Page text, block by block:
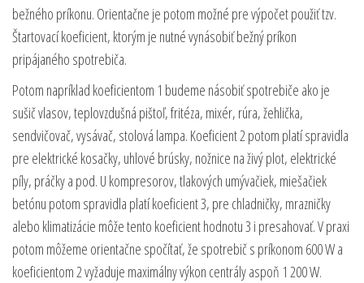
bežného príkonu. Orientačne je potom možné pre výpočet použiť tzv.
Štartovací koeficient, ktorým je nutné vynásobiť bežný príkon
pripájaného spotrebiča.
Potom napríklad koeficientom 1 budeme násobiť spotrebiče ako je
sušič vlasov, teplovzdušná pištoľ, fritéza, mixér, rúra, žehlička,
sendvičovač, vysávač, stolová lampa. Koeficient 2 potom platí spravidla
pre elektrické kosačky, uhlové brúsky, nožnice na živý plot, elektrické
píly, práčky a pod. U kompresorov, tlakových umývačiek, miešačiek
betónu potom spravidla platí koeficient 3, pre chladničky, mrazničky
alebo klimatizácie môže tento koeficient hodnotu 3 i presahovať. V praxi
potom môžeme orientačne spočítať, že spotrebič s príkonom 600 W a
koeficientom 2 vyžaduje maximálny výkon centrály aspoň 1 200 W.